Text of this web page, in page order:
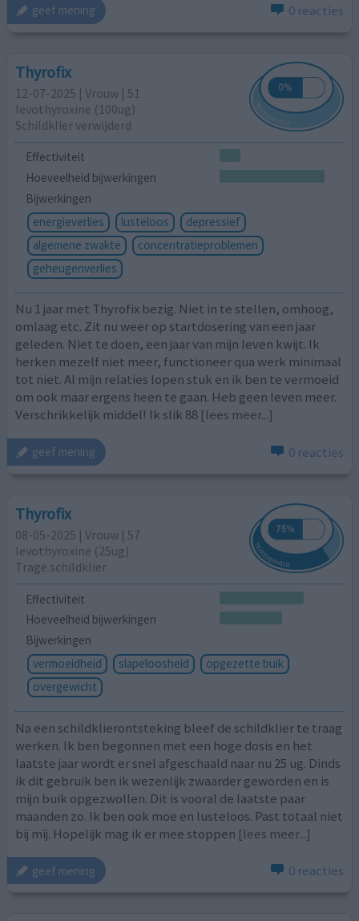
geef mening 0 reacties
Thyrofix
12-07-2025 | Vrouw | 51
levothyroxine (100ug)
Schildklier verwijderd
Effectiviteit
Hoeveelheid bijwerkingen
Bijwerkingen
energieverlies
lusteloos
depressief
algemene zwakte
concentratieproblemen
geheugenverlies
Nu 1 jaar met Thyrofix bezig. Niet in te stellen, omhoog,
omlaag etc. Zit nu weer op startdosering van een jaar
geleden. Niet te doen, een jaar van mijn leven kwijt. Ik
herken mezelf niet meer, functioneer qua werk minimaal
tot niet. Al mijn relaties lopen stuk en ik ben te vermoeid
om ook maar ergens heen te gaan. Heb geen leven meer.
Verschrikkelijk middel! Ik slik 88 [lees meer...]
geef mening 0 reacties
Thyrofix
08-05-2025 | Vrouw | 57
levothyroxine (25ug)
Trage schildklier
Effectiviteit
Hoeveelheid bijwerkingen
Bijwerkingen
vermoeidheid
slapeloosheid
opgezette buik
overgewicht
Na een schildklierontsteking bleef de schildklier te traag
werken. Ik ben begonnen met een hoge dosis en het
laatste jaar wordt er snel afgeschaald naar nu 25 ug. Dinds
ik dit gebruik ben ik wezenlijk zwaarder geworden en is
mijn buik opgezwollen. Dit is vooral de laatste paar
maanden zo. Ik ben ook moe en lusteloos. Past totaal niet
bij mij. Hopelijk mag ik er mee stoppen [lees meer...]
geef mening 0 reacties